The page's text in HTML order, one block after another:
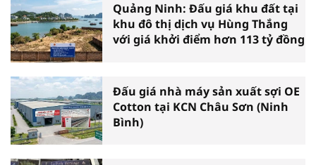
Quảng Ninh: Đấu giá khu đất tại
khu đô thị dịch vụ Hùng Thắng
với giá khởi điểm hơn 113 tỷ đồng
Đấu giá nhà máy sản xuất sợi OE
Cotton tại KCN Châu Sơn (Ninh
Bình)